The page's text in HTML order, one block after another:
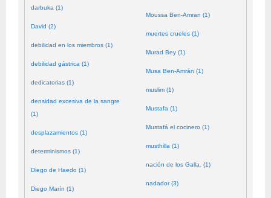
darbuka (1)
David (2)
debilidad en los miembros (1)
debilidad gástrica (1)
dedicatorias (1)
densidad excesiva de la sangre
(1)
desplazamientos (1)
determinismos (1)
Diego de Haedo (1)
Diego Marín (1)
Moussa Ben-Amran (1)
muertes crueles (1)
Murad Bey (1)
Musa Ben-Amrán (1)
muslim (1)
Mustafa (1)
Mustafá el cocinero (1)
musthilla (1)
nación de los Galla. (1)
nadador (3)